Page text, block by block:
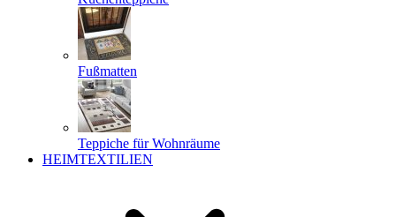
Fußmatten
Teppiche für Wohnräume
HEIMTEXTILIEN